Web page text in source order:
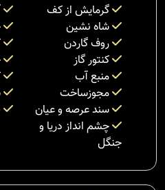
گرمایش از کف
شاه نشین
روف گاردن
کنتور گاز
منبع آب
مجوزساخت
سند عرصه و عیان
چشم انداز دریا و
جنگل